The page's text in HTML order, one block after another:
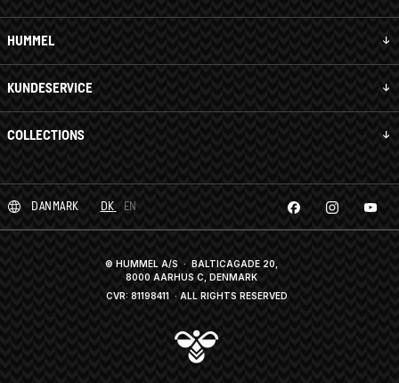
HUMMEL
KUNDESERVICE
COLLECTIONS
DANMARK DK EN
© HUMMEL A/S · BALTICAGADE 20,
8000 AARHUS C, DENMARK
CVR: 81198411· ALL RIGHTS RESERVED